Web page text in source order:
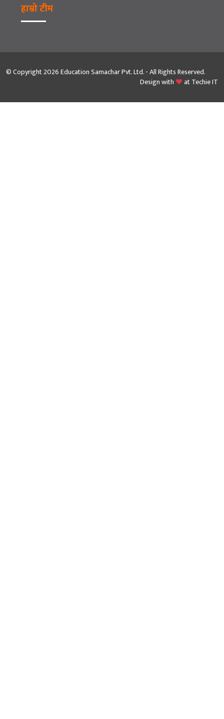
हाम्रो टीम
© Copyright 2026 Education Samachar Pvt. Ltd. - All Rights Reserved.
Design with
atTechie IT